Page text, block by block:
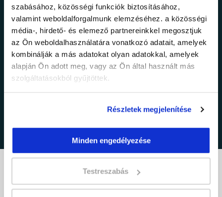
szabásához, közösségi funkciók biztosításához,
valamint weboldalforgalmunk elemzéséhez. a közösségi
média-, hirdető- és elemező partnereinkkel megosztjuk
az Ön weboldalhasználatára vonatkozó adatait, amelyek
kombinálják a más adatokat olyan adatokkal, amelyek
alapján Ön adott meg, vagy az Ön által használt más
szolgáltatásokból gyűjtöttek.
Részletek megjelenítése
Minden engedélyezése
Testreszabás
Elfogadom azadatkezelési tájékoztatóban
foglaltakat.